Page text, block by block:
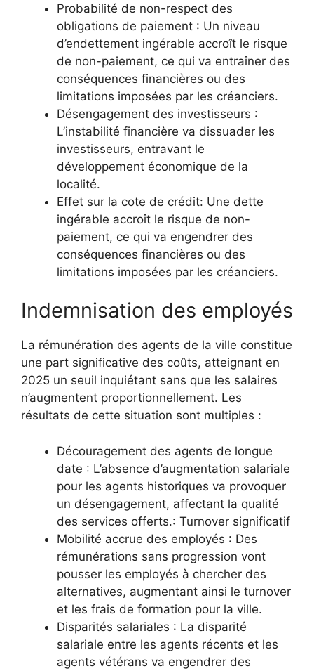
Probabilité de non-respect des
obligations de paiement : Un niveau
d’endettement ingérable accroît le risque
de non-paiement, ce qui va entraîner des
conséquences financières ou des
limitations imposées par les créanciers.
Désengagement des investisseurs :
L’instabilité financière va dissuader les
investisseurs, entravant le
développement économique de la
localité.
Effet sur la cote de crédit: Une dette
ingérable accroît le risque de non-
paiement, ce qui va engendrer des
conséquences financières ou des
limitations imposées par les créanciers.
Indemnisation des employés
La rémunération des agents de la ville constitue
une part significative des coûts, atteignant en
2025 un seuil inquiétant sans que les salaires
n’augmentent proportionnellement. Les
résultats de cette situation sont multiples :
Découragement des agents de longue
date : L’absence d’augmentation salariale
pour les agents historiques va provoquer
un désengagement, affectant la qualité
des services offerts.: Turnover significatif
Mobilité accrue des employés : Des
rémunérations sans progression vont
pousser les employés à chercher des
alternatives, augmentant ainsi le turnover
et les frais de formation pour la ville.
Disparités salariales : La disparité
salariale entre les agents récents et les
agents vétérans va engendrer des